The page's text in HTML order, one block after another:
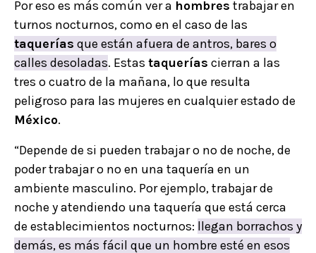
Por eso es más común ver a hombres trabajar en
turnos nocturnos, como en el caso de las
taquerías que están afuera de antros, bares o
calles desoladas. Estas taquerías cierran a las
tres o cuatro de la mañana, lo que resulta
peligroso para las mujeres en cualquier estado de
México.
“Depende de si pueden trabajar o no de noche, de
poder trabajar o no en una taquería en un
ambiente masculino. Por ejemplo, trabajar de
noche y atendiendo una taquería que está cerca
de establecimientos nocturnos: llegan borrachos y
demás, es más fácil que un hombre esté en esos